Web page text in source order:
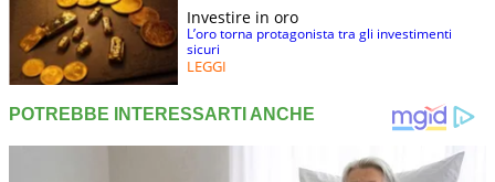
Investire in oro
L’oro torna protagonista tra gli investimenti
sicuri
LEGGI